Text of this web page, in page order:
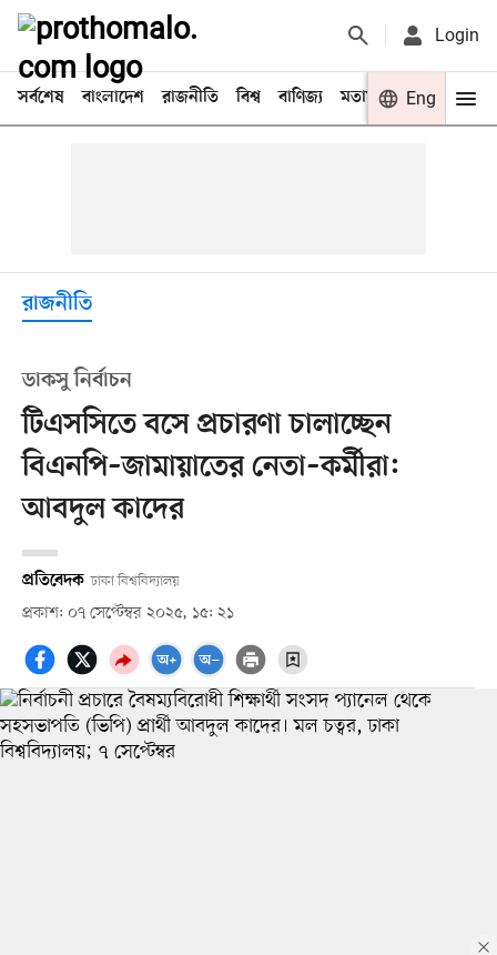
Login
সর্বশেষ বাংলাদেশ রাজনীতি বিশ্ব বাণিজ্য মতামত খেলা
Eng
রাজনীতি
ডাকসু নির্বাচন
টিএসসিতে বসে প্রচারণা চালাচ্ছেন
বিএনপি–জামায়াতের নেতা–কর্মীরা:
আবদুল কাদের
প্রতিবেদক ঢাকা বিশ্ববিদ্যালয়
প্রকাশ: ০৭ সেপ্টেম্বর ২০২৫, ১৫: ২১